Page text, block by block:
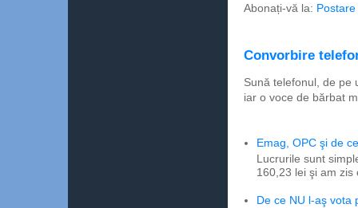
Abonați-vă la:
Convorbire
Sună telefonul, de pe
iar o voce de bărbat
Emag, OPC şi de
Lucrurile sunt
160,23 lei şi am
De ce NU l-aş vota